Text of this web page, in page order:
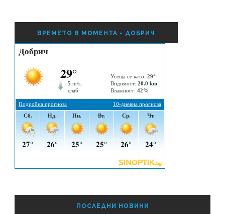
ВРЕМЕТО В МОМЕНТА - ДОБРИЧ
ПОСЛЕДНИ НОВИНИ